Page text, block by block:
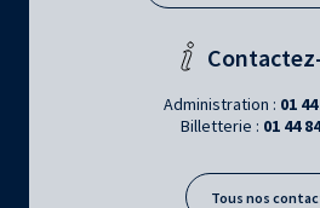
Administration : 01
Billetterie : 01 44
Tous nos